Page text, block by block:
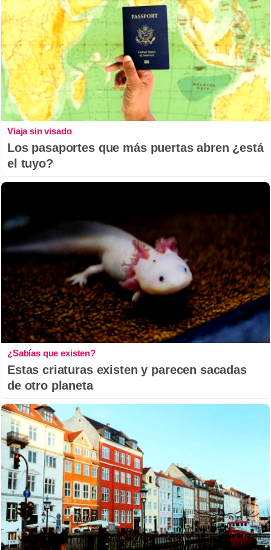
Viaja sin visado
Los pasaportes que más puertas abren ¿está
el tuyo?
¿Sabías que existen?
Estas criaturas existen y parecen sacadas
de otro planeta